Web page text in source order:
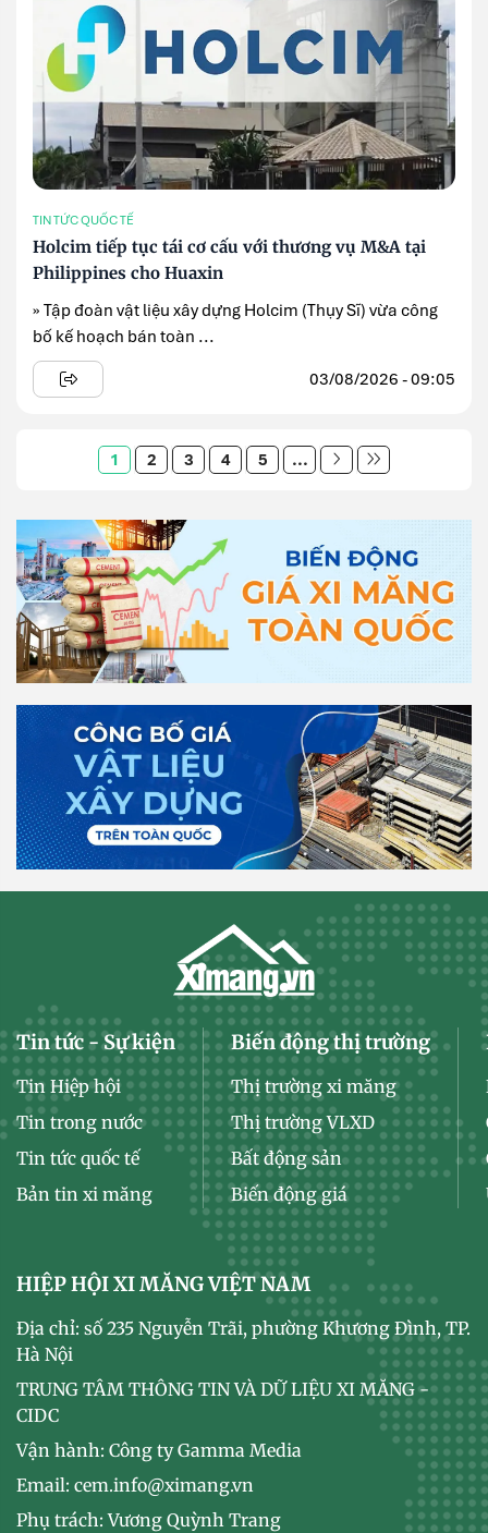
TIN TỨC QUỐC TẾ
Holcim tiếp tục tái cơ cấu với thương vụ M&A tại
Philippines cho Huaxin
» Tập đoàn vật liệu xây dựng Holcim (Thụy Sĩ) vừa công
bố kế hoạch bán toàn ...
03/08/2026 - 09:05
1 2 3 4 5 ...
Tin tức - Sự kiện
Tin Hiệp hội
Tin trong nước
Tin tức quốc tế
Bản tin xi măng
Biến động thị trường
Thị trường xi măng
Thị trường VLXD
Bất động sản
Biến động giá
HIỆP HỘI XI MĂNG VIỆT NAM
Địa chỉ: số 235 Nguyễn Trãi, phường Khương Đình, TP.
Hà Nội
TRUNG TÂM THÔNG TIN VÀ DỮ LIỆU XI MĂNG -
CIDC
Vận hành: Công ty Gamma Media
Email: cem.info@ximang.vn
Phụ trách: Vương Quỳnh Trang